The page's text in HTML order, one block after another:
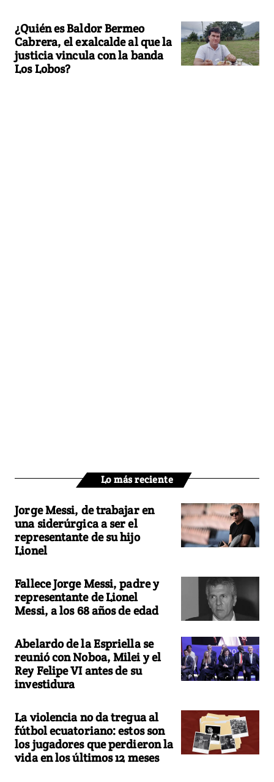
¿Quién es Baldor Bermeo
Cabrera, el exalcalde al que la
justicia vincula con la banda
Los Lobos?
Lo más reciente
Jorge Messi, de trabajar en
una siderúrgica a ser el
representante de su hijo
Lionel
Fallece Jorge Messi, padre y
representante de Lionel
Messi, a los 68 años de edad
Abelardo de la Espriella se
reunió con Noboa, Milei y el
Rey Felipe VI antes de su
investidura
La violencia no da tregua al
fútbol ecuatoriano: estos son
los jugadores que perdieron la
vida en los últimos 12 meses